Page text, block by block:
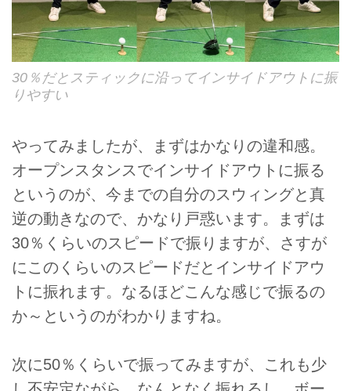
30％だとスティックに沿ってインサイドアウトに振
りやすい
やってみましたが、まずはかなりの違和感。
オープンスタンスでインサイドアウトに振る
というのが、今までの自分のスウィングと真
逆の動きなので、かなり戸惑います。まずは
30％くらいのスピードで振りますが、さすが
にこのくらいのスピードだとインサイドアウ
トに振れます。なるほどこんな感じで振るの
か～というのがわかりますね。
次に50％くらいで振ってみますが、これも少